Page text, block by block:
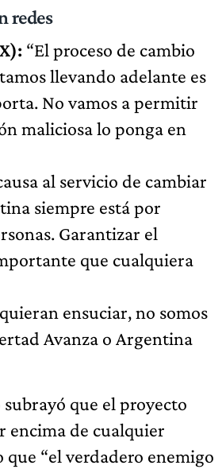
redes
“El proceso de cambio
llevando adelante es
No vamos a permitir
maliciosa lo ponga en
al servicio de cambiar
siempre está por
Garantizar el
que cualquiera
ensuciar, no somos
Avanza o Argentina
subrayó que el proyecto
encima de cualquier
que “el verdadero enemigo